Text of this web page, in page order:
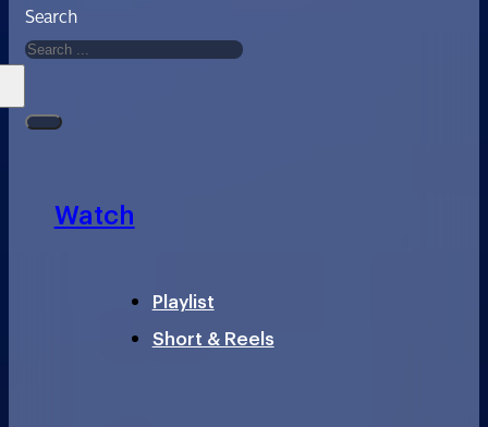
Search
Watch
Playlist
Short & Reels